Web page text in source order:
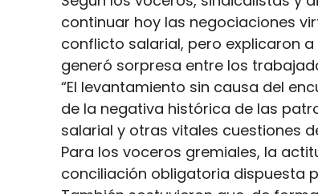
continuar hoy las negociaciones
conflicto salarial, pero explicaron
generó sorpresa entre los
“El levantamiento sin causa del
de la negativa histórica de las
salarial y otras vitales cuestiones
Para los voceros gremiales, la
conciliación obligatoria dispuesta